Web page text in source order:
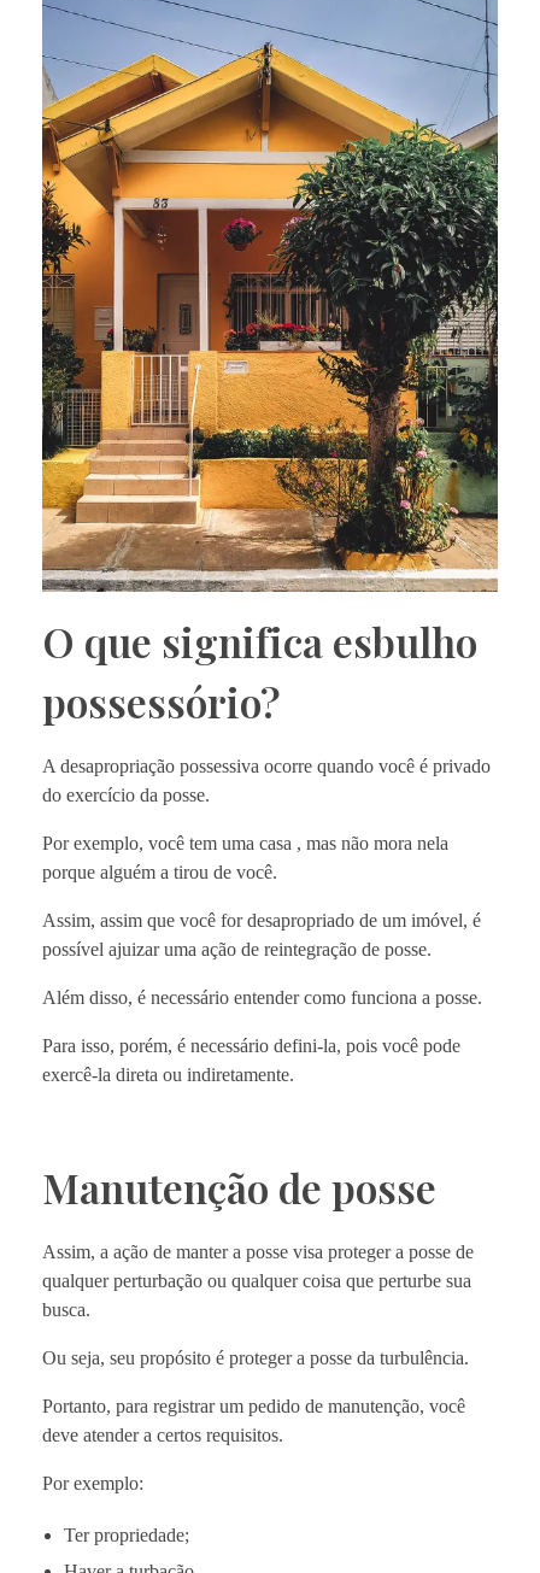
O que significa esbulho
possessório?
A desapropriação possessiva ocorre quando você é privado
do exercício da posse.
Por exemplo, você tem uma casa , mas não mora nela
porque alguém a tirou de você.
Assim, assim que você for desapropriado de um imóvel, é
possível ajuizar uma ação de reintegração de posse.
Além disso, é necessário entender como funciona a posse.
Para isso, porém, é necessário defini-la, pois você pode
exercê-la direta ou indiretamente.
Manutenção de posse
Assim, a ação de manter a posse visa proteger a posse de
qualquer perturbação ou qualquer coisa que perturbe sua
busca.
Ou seja, seu propósito é proteger a posse da turbulência.
Portanto, para registrar um pedido de manutenção, você
deve atender a certos requisitos.
Por exemplo:
Ter propriedade;